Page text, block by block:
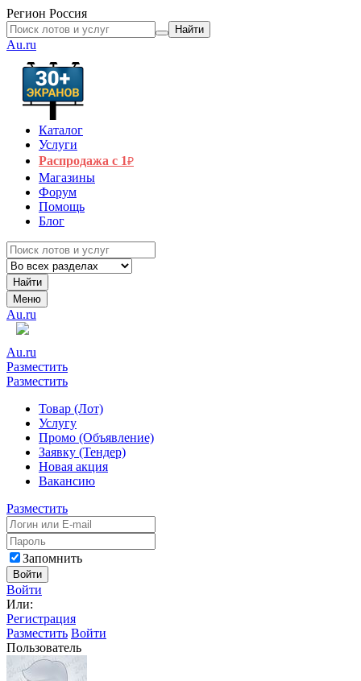
Регион Россия
Найти
Au.ru
Каталог
Услуги
Распродажа с 1₽
Магазины
Форум
Помощь
Блог
Найти
Меню
Au.ru
Au.ru
Разместить
Разместить
Товар (Лот)
Услугу
Промо (Объявление)
Заявку (Тендер)
Новая акция
Вакансию
Разместить
Запомнить
Войти
Войти
Или:
Регистрация
Разместить Войти
Пользователь